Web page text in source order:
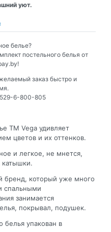
уют.
белье?
постельного белья от
заказ быстро и
6-800-805
ТМ Vega удивляет
цветов и их оттенков.
и легкое, не мнется,
катышки.
бренд, который уже много
спальными
занимается
покрывал, подушек.
белья упакован в